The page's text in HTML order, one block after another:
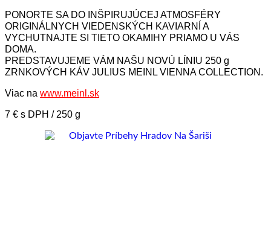
PONORTE SA DO INŠPIRUJÚCEJ ATMOSFÉRY
ORIGINÁLNYCH VIEDENSKÝCH KAVIARNÍ A
VYCHUTNAJTE SI TIETO OKAMIHY PRIAMO U VÁS
DOMA.
PREDSTAVUJEME VÁM NAŠU NOVÚ LÍNIU 250 g
ZRNKOVÝCH KÁV JULIUS MEINL VIENNA COLLECTION.
Viac na www.meinl.sk
7 € s DPH / 250 g